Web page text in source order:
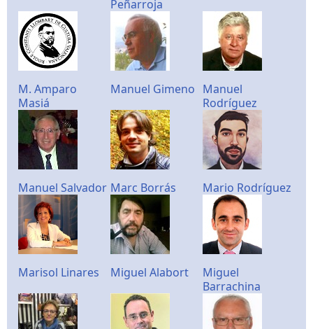
Peñarroja
M. Amparo
Masiá
Manuel Gimeno Manuel
Rodríguez
Manuel Salvador Marc Borrás Mario Rodríguez
Marisol Linares Miguel Alabort
Miguel
Barrachina